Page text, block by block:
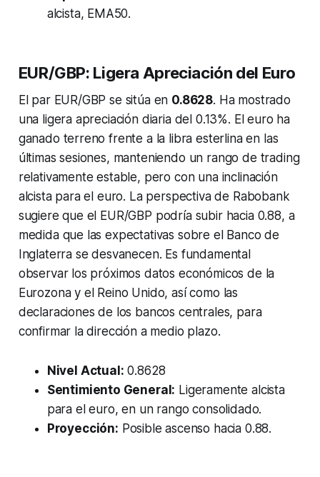
alcista, EMA50.
EUR/GBP: Ligera Apreciación del Euro
El par EUR/GBP se sitúa en 0.8628. Ha mostrado
una ligera apreciación diaria del 0.13%. El euro ha
ganado terreno frente a la libra esterlina en las
últimas sesiones, manteniendo un rango de trading
relativamente estable, pero con una inclinación
alcista para el euro. La perspectiva de Rabobank
sugiere que el EUR/GBP podría subir hacia 0.88, a
medida que las expectativas sobre el Banco de
Inglaterra se desvanecen. Es fundamental
observar los próximos datos económicos de la
Eurozona y el Reino Unido, así como las
declaraciones de los bancos centrales, para
confirmar la dirección a medio plazo.
Nivel Actual: 0.8628
Sentimiento General: Ligeramente alcista
para el euro, en un rango consolidado.
Proyección: Posible ascenso hacia 0.88.